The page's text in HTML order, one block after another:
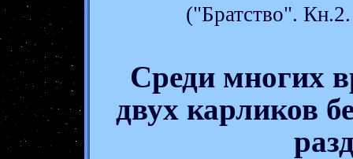
("Братство".
Среди многих
двух карликов